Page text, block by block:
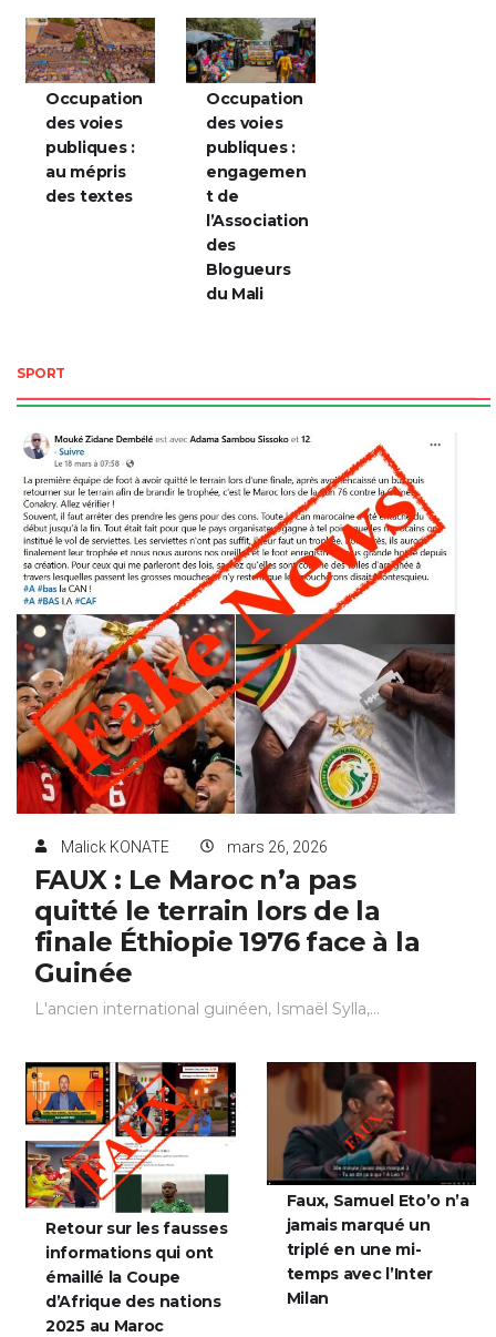
Occupation
des voies
publiques :
au mépris
des textes
Occupation
des voies
publiques :
engagemen
t de
l’Association
des
Blogueurs
du Mali
SPORT
Malick KONATE mars 26, 2026
FAUX : Le Maroc n’a pas
quitté le terrain lors de la
finale Éthiopie 1976 face à la
Guinée
L'ancien international guinéen, Ismaël Sylla,...
Retour sur les fausses
informations qui ont
émaillé la Coupe
d’Afrique des nations
2025 au Maroc
Faux, Samuel Eto’o n’a
jamais marqué un
triplé en une mi-
temps avec l’Inter
Milan